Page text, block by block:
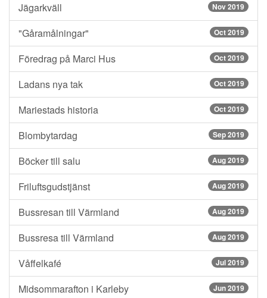
Jägarkväll Nov 2019
"Gåramålningar" Oct 2019
Föredrag på Marci Hus Oct 2019
Ladans nya tak Oct 2019
Mariestads historia Oct 2019
Blombytardag Sep 2019
Böcker till salu Aug 2019
Friluftsgudstjänst Aug 2019
Bussresan till Värmland Aug 2019
Bussresa till Värmland Aug 2019
Våffelkafé Jul 2019
Midsommarafton i Karleby Jun 2019